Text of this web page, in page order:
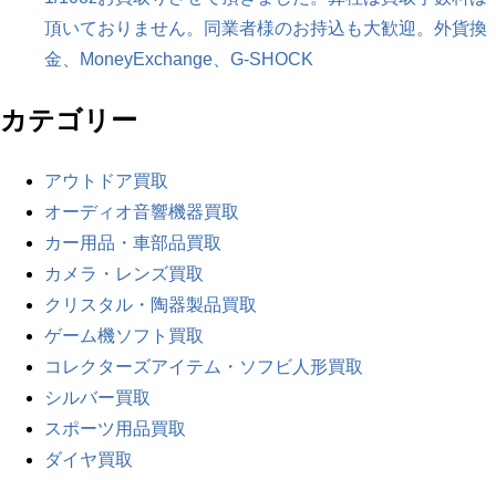
頂いておりません。同業者様のお持込も大歓迎。外貨換
金、MoneyExchange、G-SHOCK
カテゴリー
アウトドア買取
オーディオ音響機器買取
カー用品・車部品買取
カメラ・レンズ買取
クリスタル・陶器製品買取
ゲーム機ソフト買取
コレクターズアイテム・ソフビ人形買取
シルバー買取
スポーツ用品買取
ダイヤ買取